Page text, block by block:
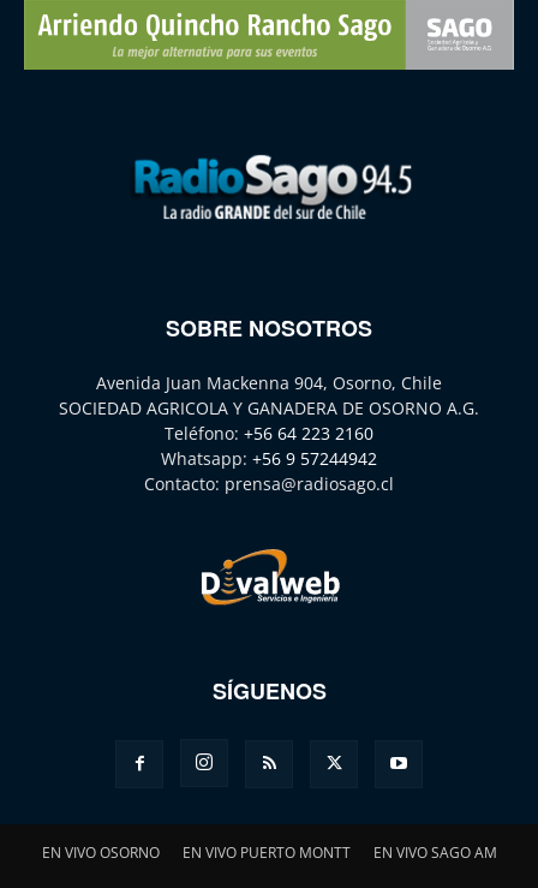
SOBRE NOSOTROS
Avenida Juan Mackenna 904, Osorno, Chile
SOCIEDAD AGRICOLA Y GANADERA DE OSORNO A.G.
Teléfono: +56 64 223 2160
Whatsapp: +56 9 57244942
Contacto: prensa@radiosago.cl
SÍGUENOS
EN VIVO OSORNO EN VIVO PUERTO MONTT EN VIVO SAGO AM